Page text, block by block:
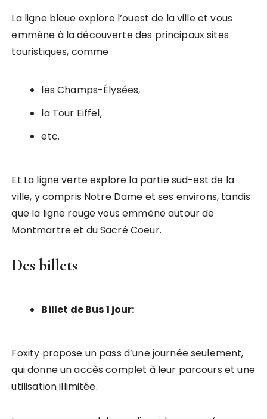
La ligne bleue explore l’ouest de la ville et vous
emmène à la découverte des principaux sites
touristiques, comme
les Champs-Élysées,
la Tour Eiffel,
etc.
Et La ligne verte explore la partie sud-est de la
ville, y compris Notre Dame et ses environs, tandis
que la ligne rouge vous emmène autour de
Montmartre et du Sacré Coeur.
Des billets
Billet de Bus 1 jour:
Foxity propose un pass d’une journée seulement,
qui donne un accès complet à leur parcours et une
utilisation illimitée.